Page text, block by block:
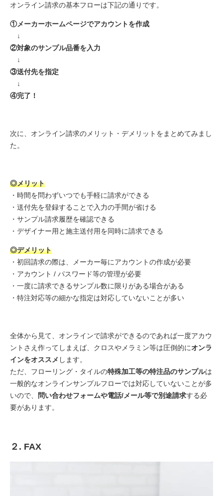
オンライン請求の基本フローは下記の通りです。
①メーカーホームページでアカウントを作成
↓
②対象のサンプル品番を入力
↓
③送付先を指定
↓
④完了！
次に、オンライン請求のメリット・デメリットをまとめてみまし
た。
◎メリット
・時間を問わずいつでも手軽に請求ができる
・送付先を登録することで入力の手間が省ける
・サンプル請求履歴を確認できる
・デザイナー用と施主送付用を同時に請求できる
◎デメリット
・初回請求の際は、メーカー毎にアカウントの作成が必要
・アカウント / パスワード等の管理が必要
・一度に請求できるサンプル数に限りがある場合がある
・特注対応等の細かな指定は対応していないことが多い
全体から見て、オンラインで請求ができるのであれば一度アカウ
ントさえ作ってしまえば、クロスやメラミン等は圧倒的にオンラ
インをオススメ します。
ただ、フローリング・タイルの特殊加工等の特注品のサンプルは
一般的なオンラインサンプルフローでは対応していないことが多
いので、 問い合わせフォームや電話/メール等で別途請求する必
要があります。
２. FAX